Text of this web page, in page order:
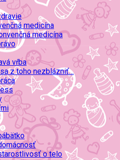
medicína
medicína
vŕba
z toho nezblázniť…
o telo